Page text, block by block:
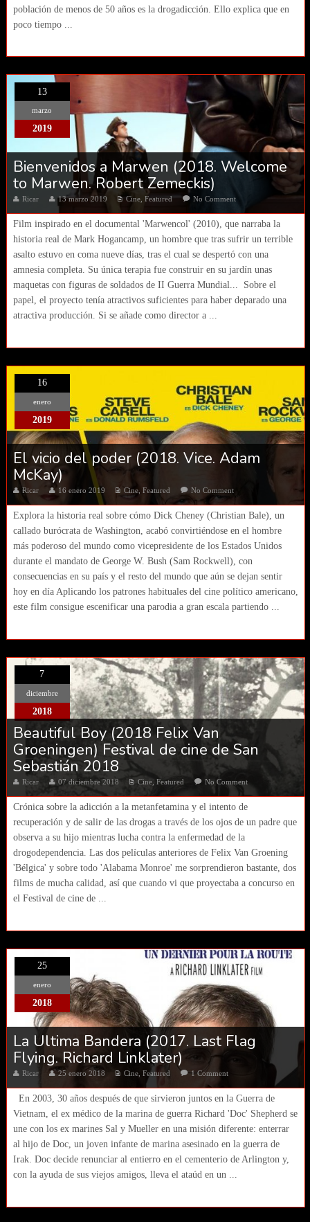
población de menos de 50 años es la drogadicción. Ello explica que en
poco tiempo ...
13
marzo
2019
Bienvenidos a Marwen (2018. Welcome
to Marwen. Robert Zemeckis)
Ricar 13 marzo 2019 Cine, Featured No Comment
Film inspirado en el documental 'Marwencol' (2010), que narraba la
historia real de Mark Hogancamp, un hombre que tras sufrir un terrible
asalto estuvo en coma nueve días, tras el cual se despertó con una
amnesia completa. Su única terapia fue construir en su jardín unas
maquetas con figuras de soldados de II Guerra Mundial... Sobre el
papel, el proyecto tenía atractivos suficientes para haber deparado una
atractiva producción. Si se añade como director a ...
16
enero
2019
El vicio del poder (2018. Vice. Adam
McKay)
Ricar 16 enero 2019 Cine, Featured No Comment
Explora la historia real sobre cómo Dick Cheney (Christian Bale), un
callado burócrata de Washington, acabó convirtiéndose en el hombre
más poderoso del mundo como vicepresidente de los Estados Unidos
durante el mandato de George W. Bush (Sam Rockwell), con
consecuencias en su país y el resto del mundo que aún se dejan sentir
hoy en día Aplicando los patrones habituales del cine político americano,
este film consigue escenificar una parodia a gran escala partiendo ...
7
diciembre
2018
Beautiful Boy (2018 Felix Van
Groeningen) Festival de cine de San
Sebastián 2018
Ricar 07 diciembre 2018 Cine, Featured No Comment
Crónica sobre la adicción a la metanfetamina y el intento de
recuperación y de salir de las drogas a través de los ojos de un padre que
observa a su hijo mientras lucha contra la enfermedad de la
drogodependencia. Las dos películas anteriores de Felix Van Groening
'Bélgica' y sobre todo 'Alabama Monroe' me sorprendieron bastante, dos
films de mucha calidad, así que cuando vi que proyectaba a concurso en
el Festival de cine de ...
25
enero
2018
La Ultima Bandera (2017. Last Flag
Flying. Richard Linklater)
Ricar 25 enero 2018 Cine, Featured 1 Comment
En 2003, 30 años después de que sirvieron juntos en la Guerra de
Vietnam, el ex médico de la marina de guerra Richard 'Doc' Shepherd se
une con los ex marines Sal y Mueller en una misión diferente: enterrar
al hijo de Doc, un joven infante de marina asesinado en la guerra de
Irak. Doc decide renunciar al entierro en el cementerio de Arlington y,
con la ayuda de sus viejos amigos, lleva el ataúd en un ...